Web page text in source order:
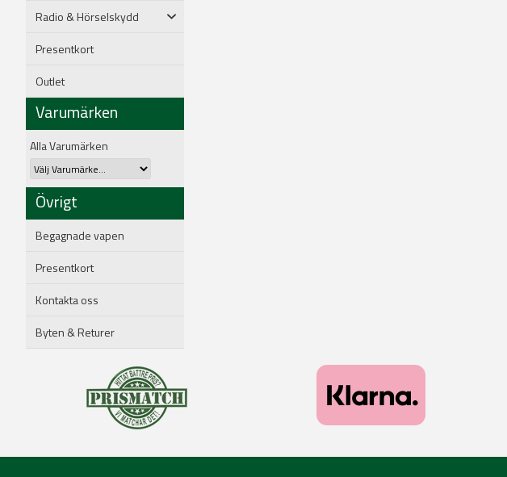
Radio & Hörselskydd
Presentkort
Outlet
Varumärken
Alla Varumärken
Övrigt
Begagnade vapen
Presentkort
Kontakta oss
Byten & Returer